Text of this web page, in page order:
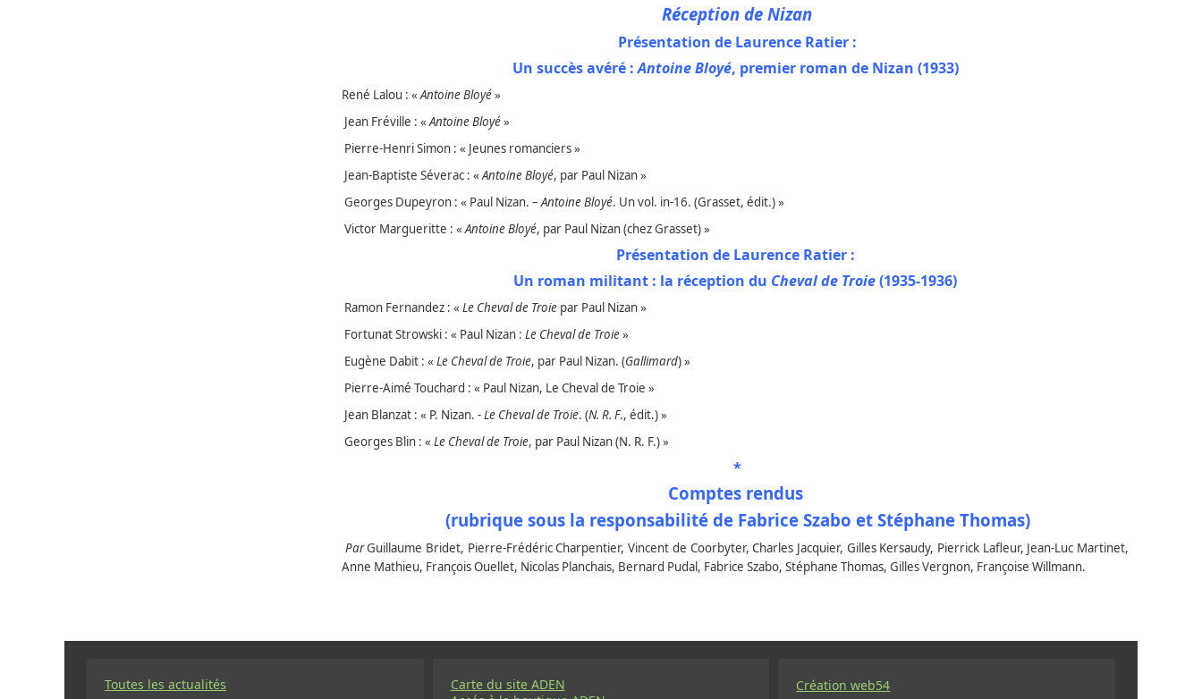
Réception de Nizan
Présentation de Laurence Ratier :
Un succès avéré :Antoine Bloyé, premier roman de Nizan (1933)
René Lalou : «Antoine Bloyé»
Jean Fréville : «Antoine Bloyé»
Pierre-Henri Simon : « Jeunes romanciers »
Jean-Baptiste Séverac : «Antoine Bloyé, par Paul Nizan »
Georges Dupeyron : « Paul Nizan. –Antoine Bloyé. Un vol. in-16. (Grasset, édit.) »
Victor Margueritte : «Antoine Bloyé, par Paul Nizan (chez Grasset) »
Présentation de Laurence Ratier :
Un roman militant : la réception du Cheval de Troie(1935-1936)
Ramon Fernandez : « Le Cheval de Troie par Paul Nizan »
Fortunat Strowski : « Paul Nizan : Le Cheval de Troie»
Eugène Dabit : « Le Cheval de Troie, par Paul Nizan. (Gallimard) »
Pierre-Aimé Touchard : « Paul Nizan, Le Cheval de Troie »
Jean Blanzat : « P. Nizan. -Le Cheval de Troie. (N. R. F., édit.) »
Georges Blin : « Le Cheval de Troie, par Paul Nizan (N. R. F.) »
*
Comptes rendus
(rubrique sous la responsabilité de Fabrice Szabo et Stéphane Thomas)
ParGuillaume Bridet, Pierre-Frédéric Charpentier, Vincent de Coorbyter, Charles Jacquier, Gilles Kersaudy, Pierrick Lafleur, Jean-Luc Martinet,
Anne Mathieu, François Ouellet, Nicolas Planchais, Bernard Pudal, Fabrice Szabo, Stéphane Thomas, Gilles Vergnon, Françoise Willmann.
Toutes les actualités
Carte du site ADEN
Création web54